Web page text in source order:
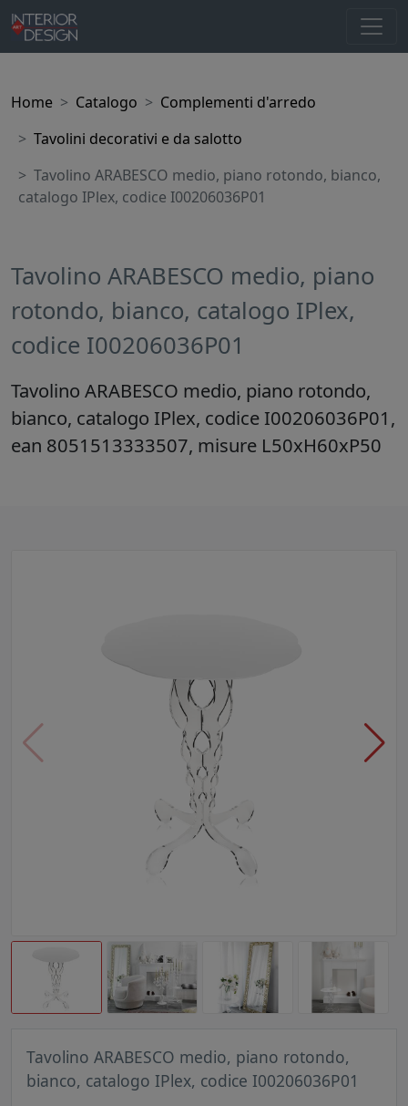
Home Catalogo
Complementi d'arredo
Tavolini decorativi e da salotto
Tavolino ARABESCO medio, piano rotondo, bianco,
catalogo IPlex, codice I00206036P01
Tavolino ARABESCO medio, piano
rotondo, bianco, catalogo IPlex,
codice I00206036P01
Tavolino ARABESCO medio, piano rotondo,
bianco, catalogo IPlex, codice I00206036P01,
ean 8051513333507, misure L50xH60xP50
Tavolino ARABESCO medio, piano rotondo,
bianco, catalogo IPlex, codice I00206036P01